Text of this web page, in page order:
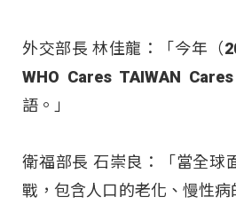
外交部長 林佳龍：「今年（
WHO Cares TAIWAN
語。」
衛福部長 石崇良：「當全球
戰，包含人口的老化、慢性